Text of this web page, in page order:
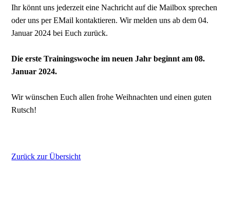
Ihr könnt uns jederzeit eine Nachricht auf die Mailbox sprechen
oder uns per EMail kontaktieren. Wir melden uns ab dem 04.
Januar 2024 bei Euch zurück.
Die erste Trainingswoche im neuen Jahr beginnt am 08.
Januar 2024.
Wir wünschen Euch allen frohe Weihnachten und einen guten
Rutsch!
Zurück zur Übersicht